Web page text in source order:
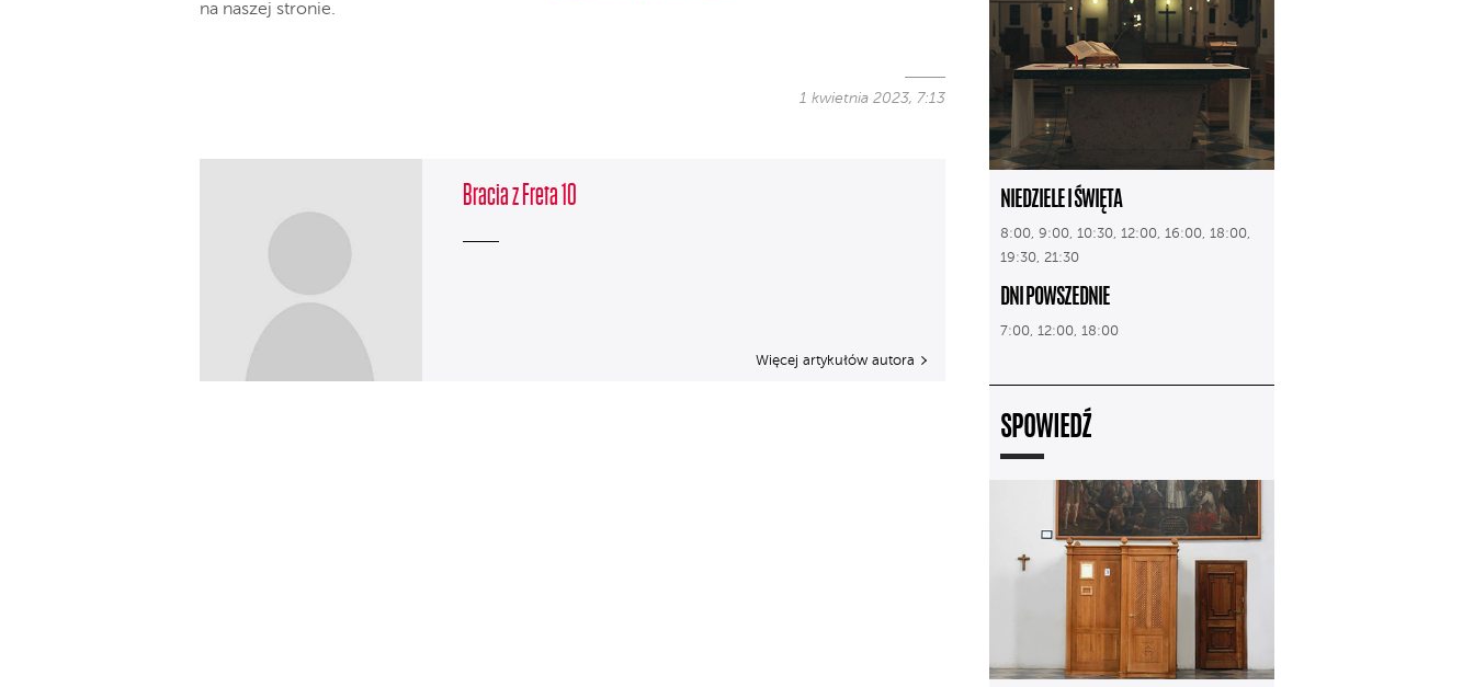
na naszej stronie.
1 kwietnia 2023, 7:13
Bracia z Freta 10
Więcej artykułów autora
NIEDZIELE I ŚWIĘTA
8:00, 9:00, 10:30, 12:00, 16:00, 18:00,
19:30, 21:30
DNI POWSZEDNIE
7:00, 12:00, 18:00
SPOWIEDŹ